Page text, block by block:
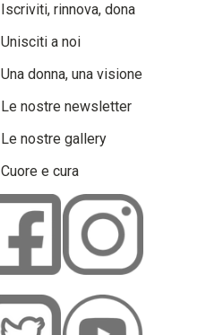
Iscriviti, rinnova, dona
Unisciti a noi
Una donna, una visione
Le nostre newsletter
Le nostre gallery
Cuore e cura